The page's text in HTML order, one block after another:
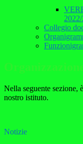
Collegio
Nella seguente sezione,
nostro istituto.
Notizie